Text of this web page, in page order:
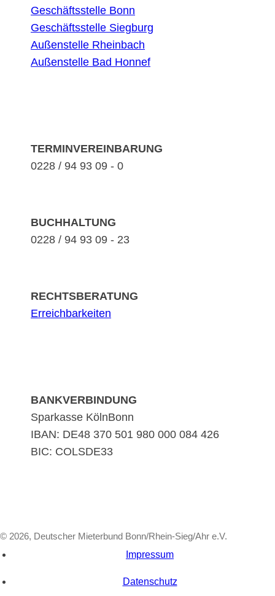
Geschäftsstelle Bonn
Geschäftsstelle Siegburg
Außenstelle Rheinbach
Außenstelle Bad Honnef
TERMINVEREINBARUNG
0228 / 94 93 09 - 0
BUCHHALTUNG
0228 / 94 93 09 - 23
RECHTSBERATUNG
Erreichbarkeiten
BANKVERBINDUNG
Sparkasse KölnBonn
IBAN: DE48 370 501 980 000 084 426
BIC: COLSDE33
© 2026, Deutscher Mieterbund Bonn/Rhein-Sieg/Ahr e.V.
Impressum
Datenschutz